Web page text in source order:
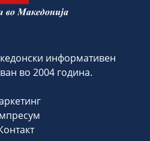
информативен
во 2004 година.